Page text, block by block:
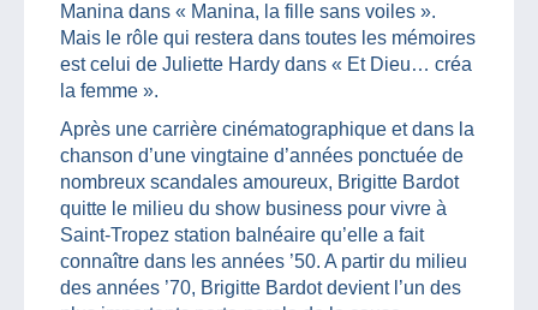
Manina dans « Manina, la fille sans voiles ».
Mais le rôle qui restera dans toutes les mémoires
est celui de Juliette Hardy dans « Et Dieu… créa
la femme ».
Après une carrière cinématographique et dans la
chanson d’une vingtaine d’années ponctuée de
nombreux scandales amoureux, Brigitte Bardot
quitte le milieu du show business pour vivre à
Saint-Tropez station balnéaire qu’elle a fait
connaître dans les années ’50. A partir du milieu
des années ’70, Brigitte Bardot devient l’un des